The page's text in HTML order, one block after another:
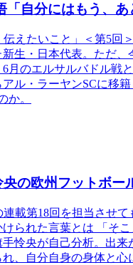
自分にはもう、あ
えたいこと」＜第5
生・日本代表。ただ
月のエルサルバドル戦
ル・ラーヤンSCに移
か。
の欧州フットボー
載第18回を担当させ
られた言葉とは 「そ
怜央が自己分析。出
、自分自身の身体と心